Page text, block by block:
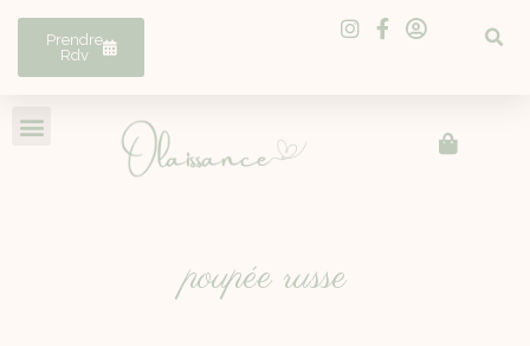
Prendre
Rdv
poupée russe